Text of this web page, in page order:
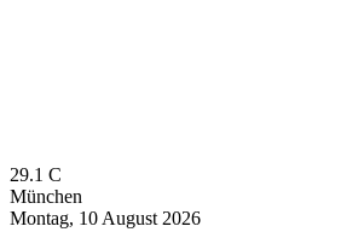
29.1 C
München
Montag, 10 August 2026